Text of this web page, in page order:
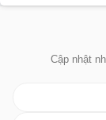
Cập nhật